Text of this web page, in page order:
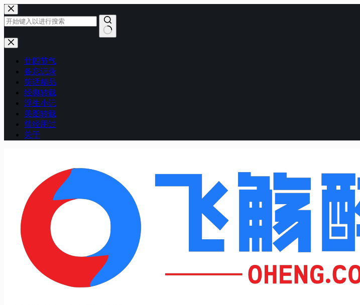
跳
至
内
容
无
廿四节气
备忘记录
笑话精品
经典转载
浮生小记
美图转载
曾经用过
关于